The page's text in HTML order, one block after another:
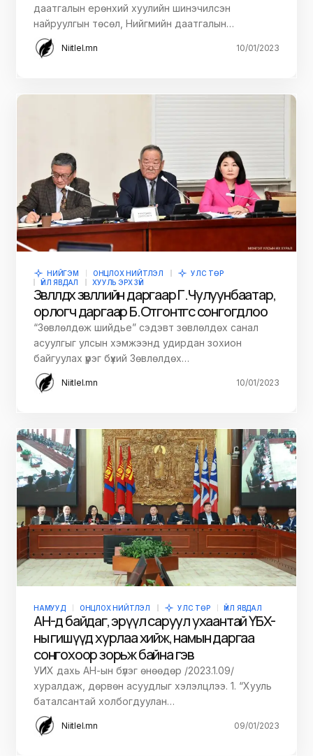
даатгалын ерөнхий хуулийн шинэчилсэн
найруулгын төсөл, Нийгмийн даатгалын…
Niitlel.mn 10/01/2023
НИЙГЭМ ОНЦЛОХ НИЙТЛЭЛ
УЛС ТӨР
ҮЙЛ ЯВДАЛ
ХУУЛЬ ЭРХ ЗҮЙ
Зөвлөлдөх зөвлөлийн даргаар Г.Чулуунбаатар,
орлогч даргаар Б.Отгонтөгс сонгогдлоо
“Зөвлөлдөж шийдье” сэдэвт зөвлөлдөх санал
асуулгыг улсын хэмжээнд удирдан зохион
байгуулах үүрэг бүхий Зөвлөлдөх…
Niitlel.mn 10/01/2023
НАМУУД ОНЦЛОХ НИЙТЛЭЛ УЛС ТӨР ҮЙЛ ЯВДАЛ
АН-д байдаг, эрүүл саруул ухаантай ҮБХ-
ны гишүүд хурлаа хийж, намын даргаа
сонгохоор зорьж байна гэв
УИХ дахь АН-ын бүлэг өнөөдөр /2023.1.09/
хуралдаж, дөрвөн асуудлыг хэлэлцлээ. 1. “Хууль
баталсантай холбогдуулан…
Niitlel.mn 09/01/2023